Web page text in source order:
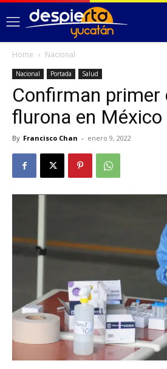
Home Nacional
Nacional Portada Salud
Confirman primer
flurona en México
By Francisco Chan - enero 9, 2022